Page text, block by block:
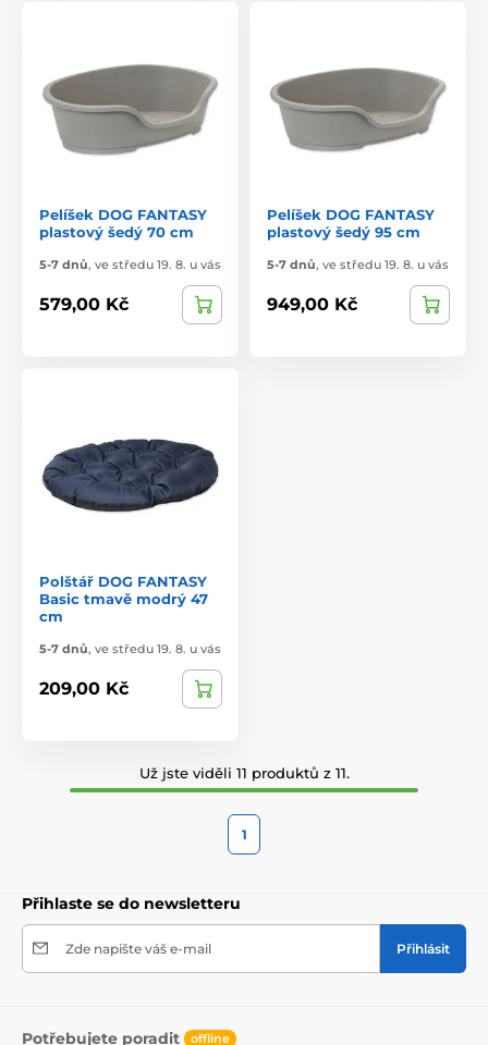
Pelíšek DOG FANTASY
plastový šedý 70 cm
5-7 dnů, ve středu 19. 8. u vás
579,00 Kč
Pelíšek DOG FANTASY
plastový šedý 95 cm
5-7 dnů, ve středu 19. 8. u vás
949,00 Kč
Polštář DOG FANTASY
Basic tmavě modrý 47
cm
5-7 dnů, ve středu 19. 8. u vás
209,00 Kč
Už jste viděli 11 produktů z 11.
1
Přihlaste se do newsletteru
Zde napište váš e-mail Přihlásit
Potřebujete poradit offline